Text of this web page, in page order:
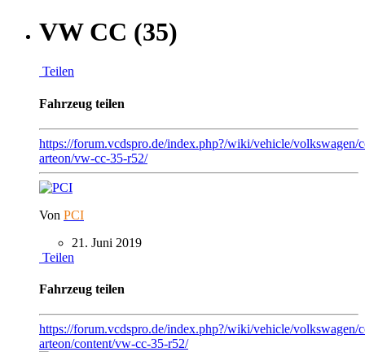
VW CC (35)
Teilen
Fahrzeug teilen
https://forum.vcdspro.de/index.php?/wiki/vehicle/volkswagen/
arteon/vw-cc-35-r52/
Von PCI
21. Juni 2019
Teilen
Fahrzeug teilen
https://forum.vcdspro.de/index.php?/wiki/vehicle/volkswagen/
arteon/content/vw-cc-35-r52/